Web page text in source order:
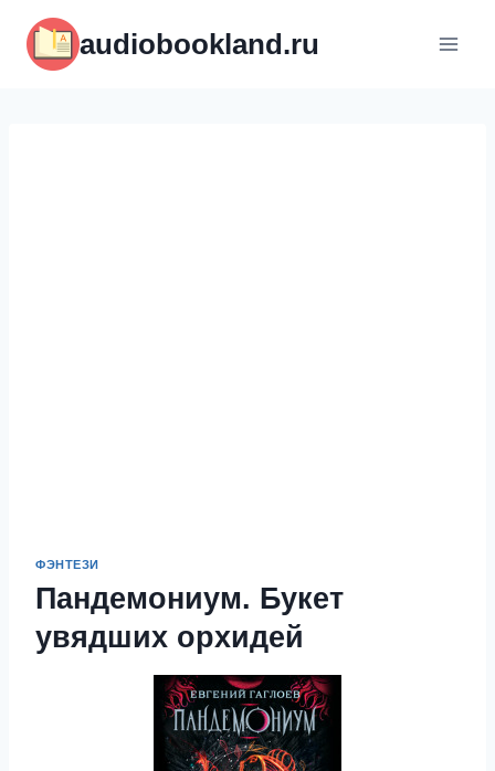
содержимому
audiobookland.ru
ФЭНТЕЗИ
Пандемониум. Букет
увядших орхидей